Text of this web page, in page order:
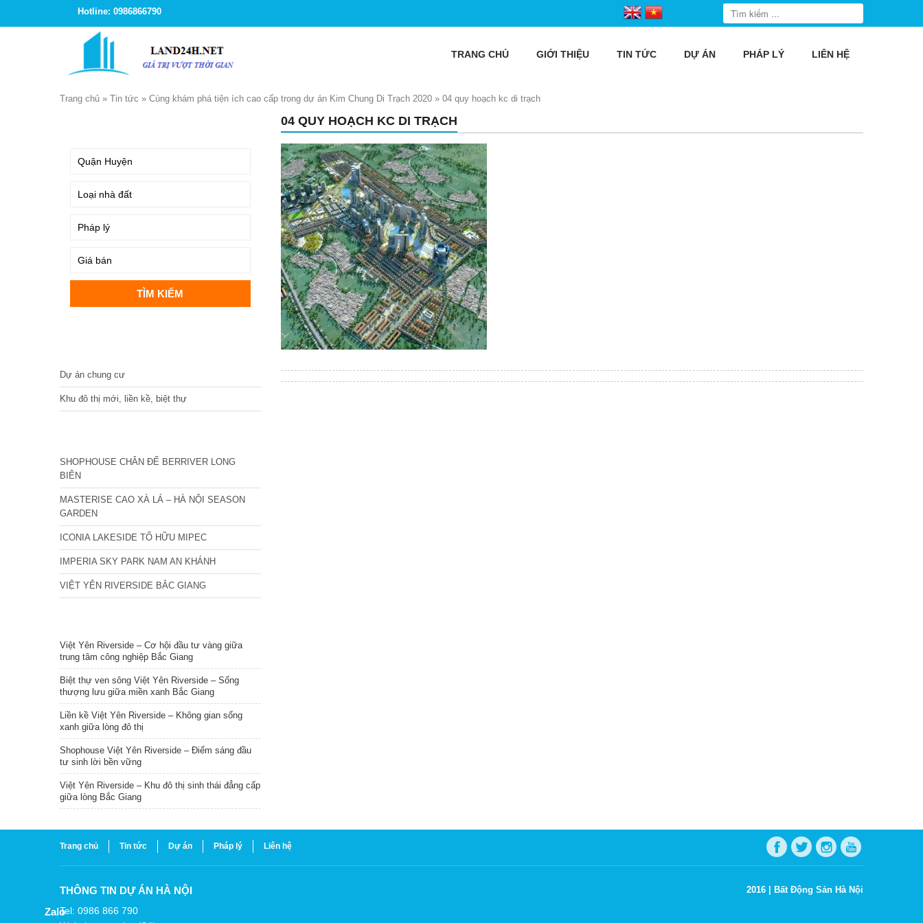
Hotline: 0986866790
TRANG CHỦ GIỚI THIỆU TIN TỨC DỰ ÁN PHÁP LÝ LIÊN HỆ
Trang chủ » Tin tức » Cùng khám phá tiện ích cao cấp trong dự án Kim Chung Di Trạch 2020 » 04 quy hoạch kc di trạch
04 QUY HOẠCH KC DI TRẠCH
Dự án chung cư
Khu đô thị mới, liền kề, biệt thự
SHOPHOUSE CHÂN ĐẾ BERRIVER LONG
BIÊN
MASTERISE CAO XÀ LÁ – HÀ NỘI SEASON
GARDEN
ICONIA LAKESIDE TỐ HỮU MIPEC
IMPERIA SKY PARK NAM AN KHÁNH
VIỆT YÊN RIVERSIDE BẮC GIANG
Việt Yên Riverside – Cơ hội đầu tư vàng giữa
trung tâm công nghiệp Bắc Giang
Biệt thự ven sông Việt Yên Riverside – Sống
thượng lưu giữa miền xanh Bắc Giang
Liền kề Việt Yên Riverside – Không gian sống
xanh giữa lòng đô thị
Shophouse Việt Yên Riverside – Điểm sáng đầu
tư sinh lời bền vững
Việt Yên Riverside – Khu đô thị sinh thái đẳng cấp
giữa lòng Bắc Giang
Trang chủ Tin tức Dự án Pháp lý Liên hệ
THÔNG TIN DỰ ÁN HÀ NỘI
Tel: 0986 866 790
2016 | Bất Động Sản Hà Nội
Zalo